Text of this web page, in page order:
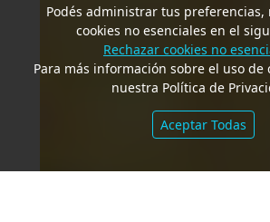
Podés administrar tus preferencias,
cookies no esenciales en el
Rechazar cookies no
Para más información sobre el uso de
nuestra Política de
Aceptar Todas